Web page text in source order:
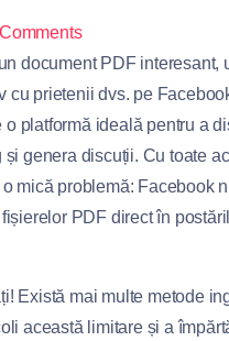
document PDF interesant,
cu prietenii dvs. pe
platformă ideală pentru a
genera discuții. Cu toate
mică problemă: Facebook
PDF direct în
Există mai multe metode
această limitare și a